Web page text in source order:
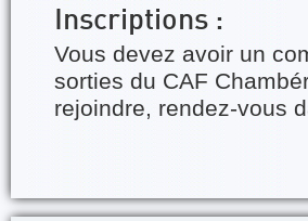
Inscriptions :
Vous devez avoir un
sorties du CAF
rejoindre, rendez-vous